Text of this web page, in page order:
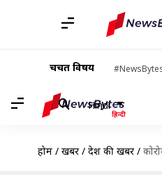
चर्चित विषय
Hindi
होम / खबरें / देश की खबरें /